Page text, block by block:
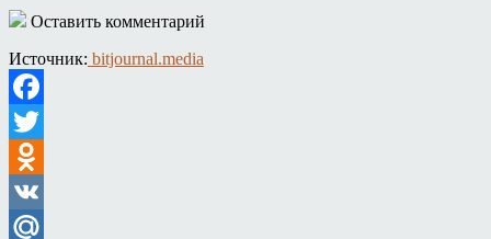
Оставить комментарий
Источник: bitjournal.media
Facebook
Twitter
Odnoklassniki
VK